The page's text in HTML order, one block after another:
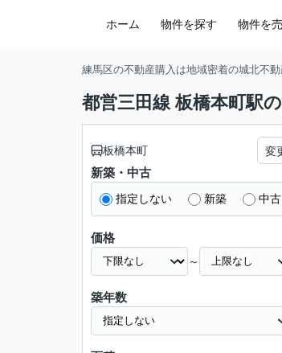
ホーム 物件を探す 物件を
練馬区の不動産購入は地域密着の城北不
都営三田線 板橋本町駅
板橋本町 変
新築・中古
指定しない 新築 中古
価格
～
築年数